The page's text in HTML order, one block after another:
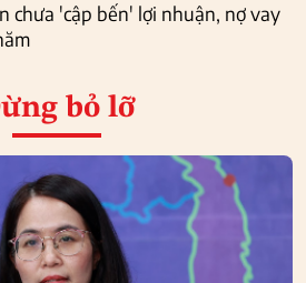
chưa 'cập bến' lợi nhuận, nợ vay
bỏ lỡ